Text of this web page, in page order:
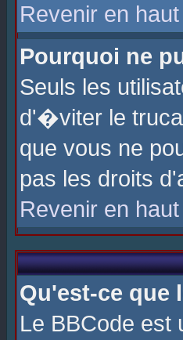
Revenir en
Pourquoi ne
Seuls les
d'�viter le
que vous ne
pas les droits
Revenir en
Qu'est-ce que
Le BBCode